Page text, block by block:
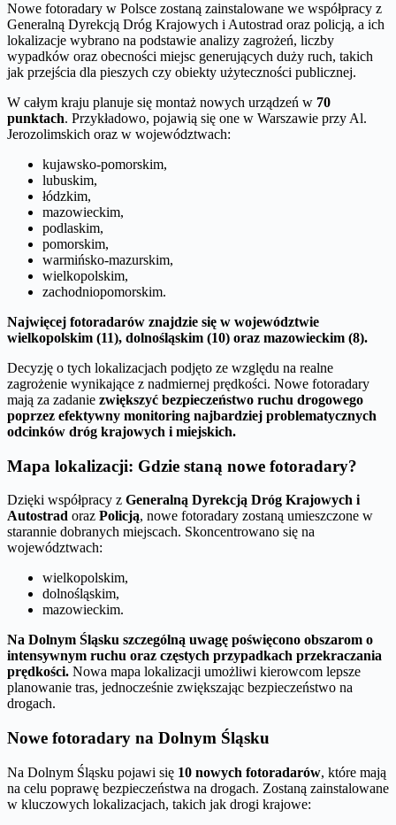
Nowe fotoradary w Polsce zostaną zainstalowane we współpracy z
Generalną Dyrekcją Dróg Krajowych i Autostrad oraz policją, a ich
lokalizacje wybrano na podstawie analizy zagrożeń, liczby
wypadków oraz obecności miejsc generujących duży ruch, takich
jak przejścia dla pieszych czy obiekty użyteczności publicznej.
W całym kraju planuje się montaż nowych urządzeń w 70
punktach. Przykładowo, pojawią się one w Warszawie przy Al.
Jerozolimskich oraz w województwach:
kujawsko-pomorskim,
lubuskim,
łódzkim,
mazowieckim,
podlaskim,
pomorskim,
warmińsko-mazurskim,
wielkopolskim,
zachodniopomorskim.
Najwięcej fotoradarów znajdzie się w województwie
wielkopolskim (11), dolnośląskim (10) oraz mazowieckim (8).
Decyzję o tych lokalizacjach podjęto ze względu na realne
zagrożenie wynikające z nadmiernej prędkości. Nowe fotoradary
mają za zadanie zwiększyć bezpieczeństwo ruchu drogowego
poprzez efektywny monitoring najbardziej problematycznych
odcinków dróg krajowych i miejskich.
Mapa lokalizacji: Gdzie staną nowe fotoradary?
Dzięki współpracy z Generalną Dyrekcją Dróg Krajowych i
Autostrad oraz Policją, nowe fotoradary zostaną umieszczone w
starannie dobranych miejscach. Skoncentrowano się na
województwach:
wielkopolskim,
dolnośląskim,
mazowieckim.
Na Dolnym Śląsku szczególną uwagę poświęcono obszarom o
intensywnym ruchu oraz częstych przypadkach przekraczania
prędkości. Nowa mapa lokalizacji umożliwi kierowcom lepsze
planowanie tras, jednocześnie zwiększając bezpieczeństwo na
drogach.
Nowe fotoradary na Dolnym Śląsku
Na Dolnym Śląsku pojawi się 10 nowych fotoradarów, które mają
na celu poprawę bezpieczeństwa na drogach. Zostaną zainstalowane
w kluczowych lokalizacjach, takich jak drogi krajowe: